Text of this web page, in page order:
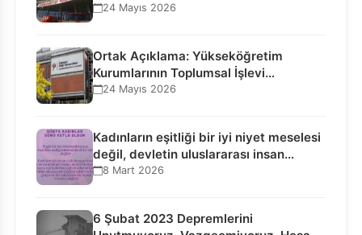
Seçilmiş…
24 Mayıs 2026
Ortak Açıklama: Yükseköğretim
Kurumlarının Toplumsal İşlevi
Kurucularının Ticari Akıbetine
24 Mayıs 2026
Kadınların eşitliği bir iyi niyet meselesi
değil, devletin uluslararası insan…
8 Mart 2026
6 Şubat 2023 Depremlerini